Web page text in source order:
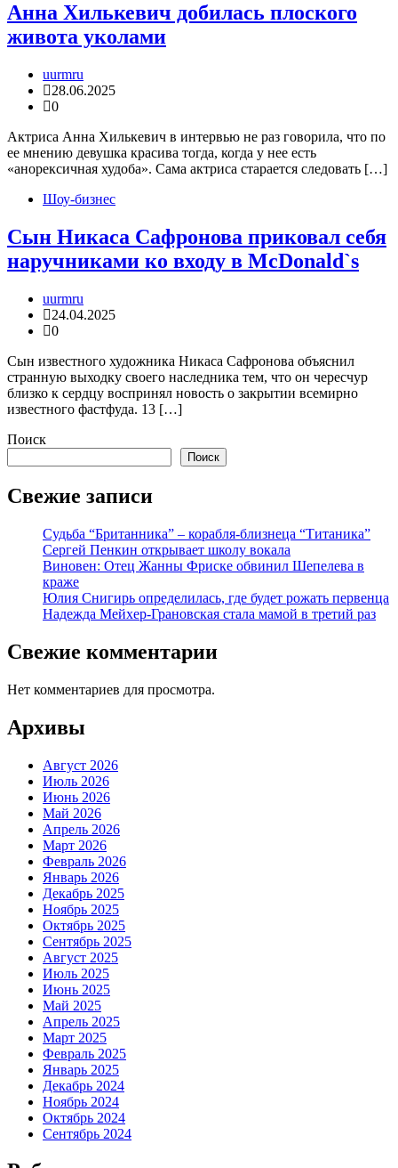
Анна Хилькевич добилась плоского
живота уколами
uurmru
28.06.2025
0
Актриса Анна Хилькевич в интервью не раз говорила, что по
ее мнению девушка красива тогда, когда у нее есть
«анорексичная худоба». Сама актриса старается следовать […]
Шоу-бизнес
Сын Никаса Сафронова приковал себя
наручниками ко входу в McDonald`s
uurmru
24.04.2025
0
Сын известного художника Никаса Сафронова объяснил
странную выходку своего наследника тем, что он чересчур
близко к сердцу воспринял новость о закрытии всемирно
известного фастфуда. 13 […]
Поиск
Поиск
Свежие записи
Судьба “Британника” – корабля-близнеца “Титаника”
Сергей Пенкин открывает школу вокала
Виновен: Отец Жанны Фриске обвинил Шепелева в
краже
Юлия Снигирь определилась, где будет рожать первенца
Надежда Мейхер-Грановская стала мамой в третий раз
Свежие комментарии
Нет комментариев для просмотра.
Архивы
Август 2026
Июль 2026
Июнь 2026
Май 2026
Апрель 2026
Март 2026
Февраль 2026
Январь 2026
Декабрь 2025
Ноябрь 2025
Октябрь 2025
Сентябрь 2025
Август 2025
Июль 2025
Июнь 2025
Май 2025
Апрель 2025
Март 2025
Февраль 2025
Январь 2025
Декабрь 2024
Ноябрь 2024
Октябрь 2024
Сентябрь 2024